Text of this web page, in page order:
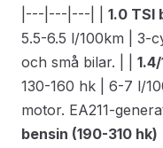
|---|---|---| | 1.0 TSI
5.5-6.5 l/100km | 3-
och små bilar. | |
130-160 hk | 6-7 l/
motor. EA211-
bensin (190-310 hk)